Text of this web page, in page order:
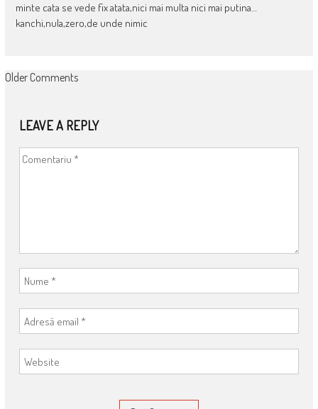
minte cata se vede fix atata,nici mai multa nici mai putina…
kanchi,nula,zero,de unde nimic
COMMENT
Older Comments
LEAVE A REPLY